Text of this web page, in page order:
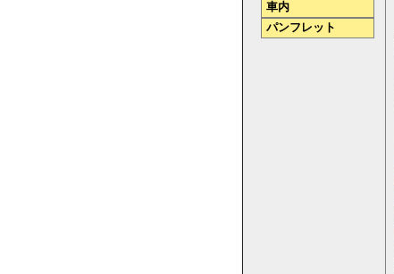
車内
パンフレット